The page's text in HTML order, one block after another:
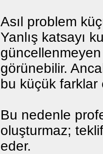
Asıl problem
Yanlış katsayı
görünebilir.
bu küçük farklar
Bu nedenle
oluşturmaz;
eder.